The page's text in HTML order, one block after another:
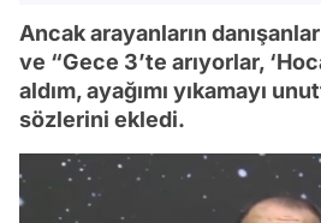
Ancak arayanların
ve “Gece 3’te arıyorlar,
aldım, ayağımı yıkamayı
sözlerini ekledi.